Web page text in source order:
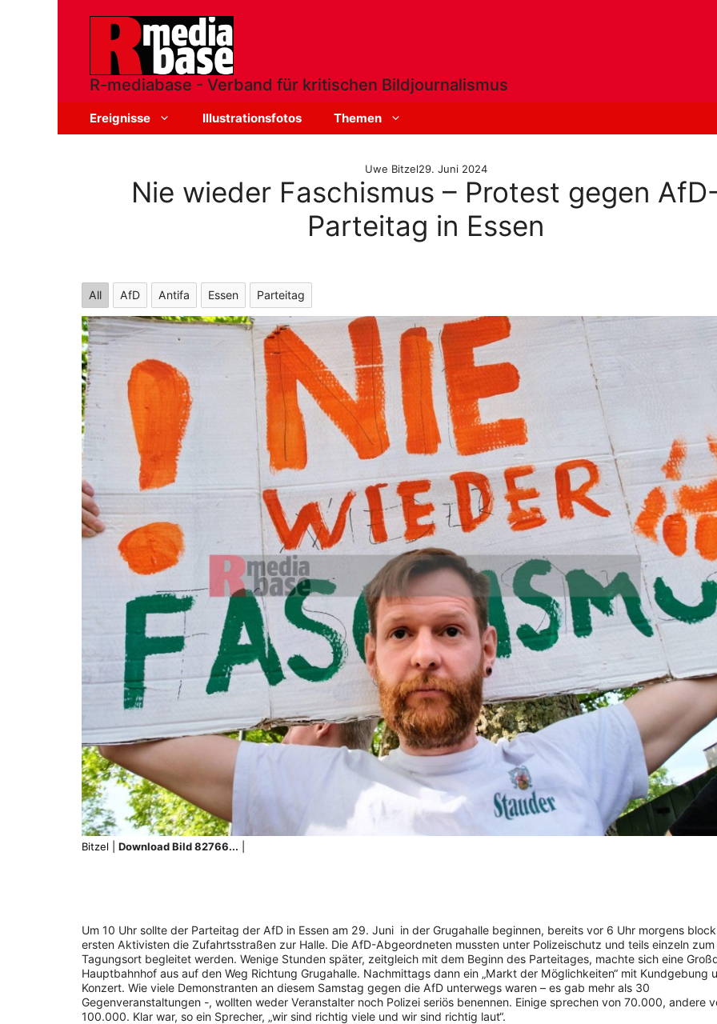
R-mediabase - Verband für kritischen Bildjournalismus
Ereignisse Illustrationsfotos Themen
Uwe Bitzel29. Juni 2024
Nie wieder Faschismus – Protest gegen
Parteitag in Essen
All AfD Antifa Essen Parteitag
Bitzel | Download Bild 82766...
Um 10 Uhr sollte der Parteitag der AfD in Essen am 29. Juni in der Grugahalle beginnen, bereits vor 6 Uhr morgens
ersten Aktivisten die Zufahrtsstraßen zur Halle. Die AfD-Abgeordneten mussten unter Polizeischutz und teils einzeln zum
Tagungsort begleitet werden. Wenige Stunden später, zeitgleich mit dem Beginn des Parteitages, machte sich eine
Hauptbahnhof aus auf den Weg Richtung Grugahalle. Nachmittags dann ein „Markt der Möglichkeiten“ mit Kundgebung
Konzert. Wie viele Demonstranten an diesem Samstag gegen die AfD unterwegs waren – es gab mehr als 30
Gegenveranstaltungen -, wollten weder Veranstalter noch Polizei seriös benennen. Einige sprechen von 70.000, andere
100.000. Klar war, so ein Sprecher, „wir sind richtig viele und wir sind richtig laut“.